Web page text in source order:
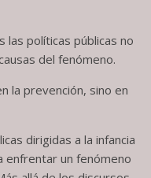
las políticas públicas no
del fenómeno.
la prevención, sino en
dirigidas a la infancia
enfrentar un fenómeno